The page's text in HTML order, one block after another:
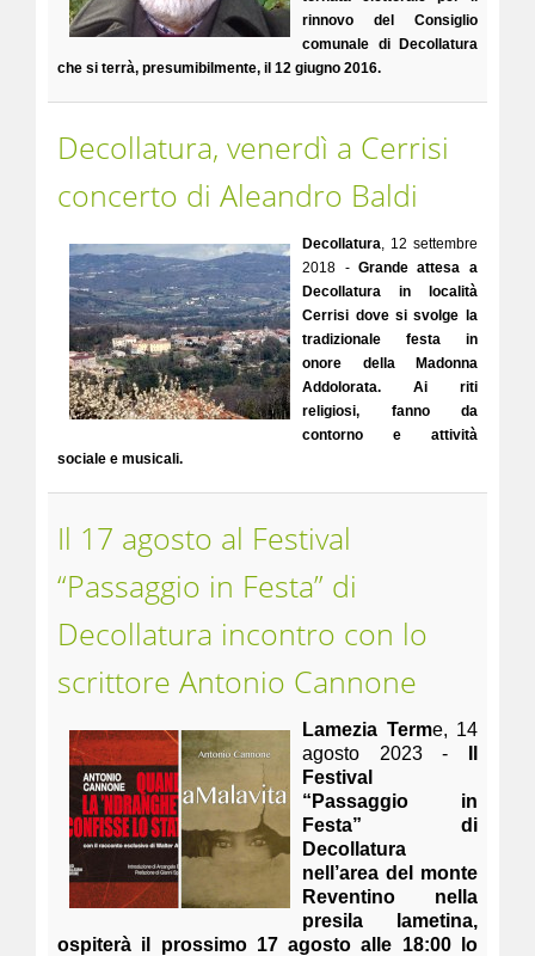
rinnovo del Consiglio
comunale di Decollatura
che si terrà, presumibilmente, il 12 giugno 2016.
Decollatura, venerdì a Cerrisi
concerto di Aleandro Baldi
Decollatura, 12 settembre
2018 - Grande attesa a
Decollatura in località
Cerrisi dove si svolge la
tradizionale festa in
onore della Madonna
Addolorata. Ai riti
religiosi, fanno da
contorno e attività
sociale e musicali.
Il 17 agosto al Festival
“Passaggio in Festa” di
Decollatura incontro con lo
scrittore Antonio Cannone
Lamezia Terme, 14
agosto 2023 -
Festival
“Passaggio in
Festa” di
Decollatura
nell’area del monte
Reventino nella
presila lametina,
ospiterà il prossimo 17 agosto alle 18:00 lo